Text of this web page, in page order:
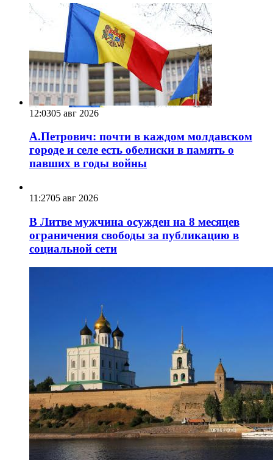
12:0305 авг 2026
А.Петрович: почти в каждом молдавском
городе и селе есть обелиски в память о
павших в годы войны
11:2705 авг 2026
В Литве мужчина осужден на 8 месяцев
ограничения свободы за публикацию в
социальной сети